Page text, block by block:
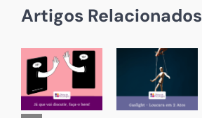
Artigos Relacionados